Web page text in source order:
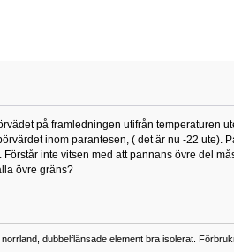
på framledningen utifrån temperaturen
inom parantesen, ( det är nu -22 ute).
inte vitsen med att pannans övre del
övre gräns?
dubbelflänsade element bra isolerat.